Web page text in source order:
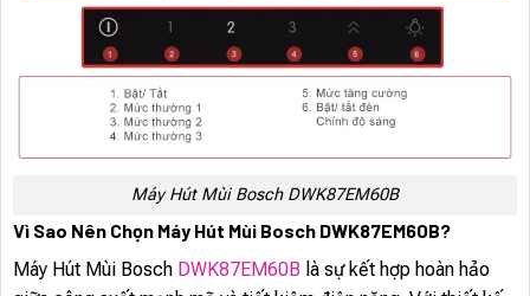
Máy Hút Mùi Bosch DWK87EM60B
Vì Sao Nên Chọn Máy Hút Mùi Bosch DWK87EM60B?
Máy Hút Mùi Bosch DWK87EM60B là sự kết hợp hoàn hảo